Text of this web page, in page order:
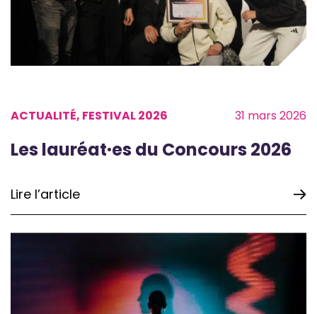
ACTUALITÉ, FESTIVAL 2026 31 mars 2026
Les lauréat·es du Concours 2026
Lire l’article